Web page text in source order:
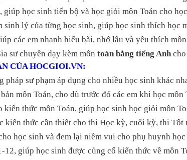
giúp học sinh tiến bộ và học giỏi môn Toán cho
sinh lý của từng học sinh, giúp học sinh thích học
các em nhanh hiểu bài, nhớ lâu và yêu thích
sư chuyên dạy kèm môn toán bằng tiếng Anh
CỦA HOCGIOI.VN:
pháp sư phạm áp dụng cho nhiều học sinh khác
môn Toán, cho dù trước đó các em khi học môn
kiến thức môn Toán, giúp học sinh học giỏi môn
kiến thức cần thiết cho thi Học kỳ, cuối kỳ, thi Tốt
học sinh và đem lại niềm vui cho phụ huynh
giúp học sinh được củng cố kiến thức về môn